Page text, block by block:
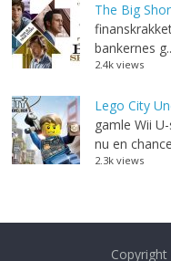
The Big
bankernes
2.4k views
Lego City
gamle Wii
nu en
2.3k views